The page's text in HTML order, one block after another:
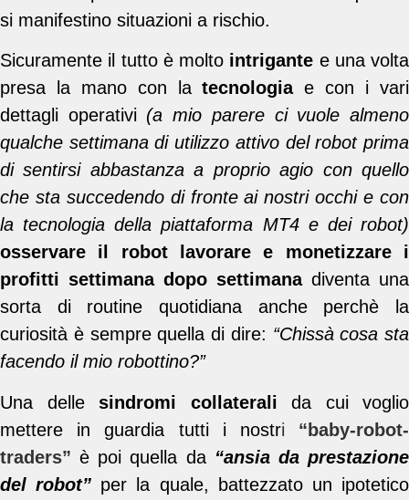
si manifestino situazioni a rischio.
Sicuramente il tutto è molto intrigante e una volta
presa la mano con latecnologiae con i vari
dettagli operativi (a mio parere ci vuole almeno
qualche settimana di utilizzo attivo del robot prima
di sentirsi abbastanza a proprio agio con quello
che sta succedendo di fronte ai nostri occhi e con
la tecnologia della piattaforma MT4 e dei robot)
osservare il robot lavorare e monetizzare i
profitti settimana dopo settimana diventa una
sorta di routine quotidiana anche perchè la
curiosità è sempre quella di dire: “Chissà cosa sta
facendo il mio robottino?”
Una delle sindromi collaterali da cui voglio
mettere in guardia tutti i nostri “baby-robot-
traders” è poi quella da “ansia da prestazione
del robot” per la quale, battezzato un ipotetico